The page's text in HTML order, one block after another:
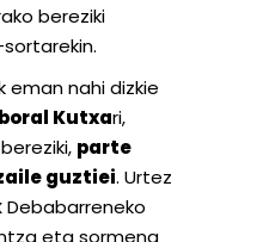
bereziki
eman nahi dizkie
Kutxari,
parte
guztiei. Urtez
Debabarreneko
eta sormena